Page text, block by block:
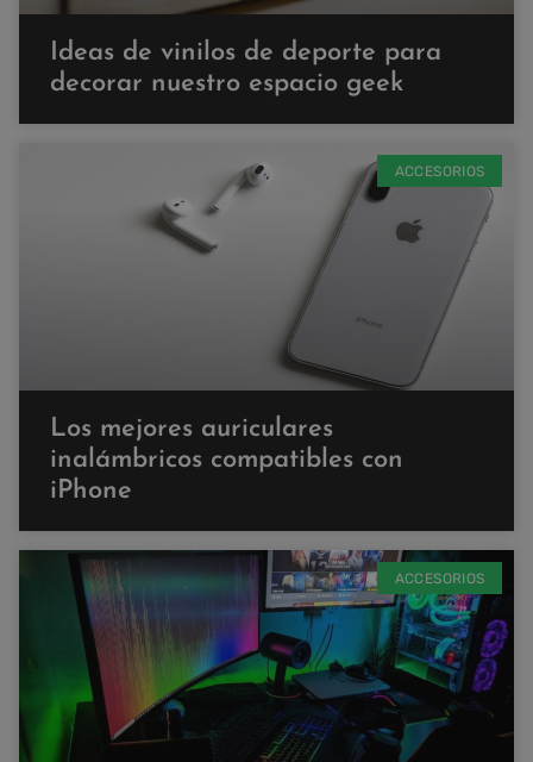
Ideas de vinilos de deporte para
decorar nuestro espacio geek
ACCESORIOS
Los mejores auriculares
inalámbricos compatibles con
iPhone
ACCESORIOS